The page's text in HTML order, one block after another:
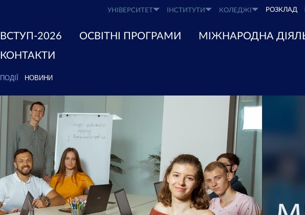
УНІВЕРСИТЕТ ІНСТИТУТИ КОЛЕДЖІ РОЗКЛАД
ВСТУП-2026 ОСВІТНІ ПРОГРАМИ МІЖНАРОДНА
КОНТАКТИ
ПОДІЇ НОВИНИ